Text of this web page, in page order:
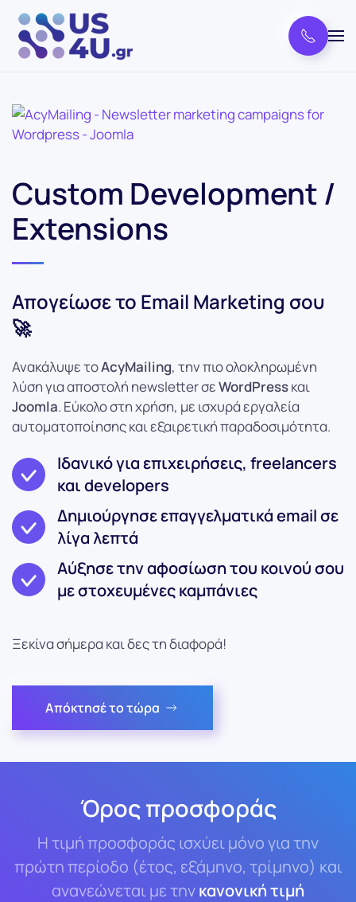
Custom Development /
Extensions
Απογείωσε το Email Marketing σου
🚀
Ανακάλυψε τοAcyMailing, την πιο ολοκληρωμένη
λύση για αποστολή newsletter σεWordPressκαι
Joomla. Εύκολο στη χρήση, με ισχυρά εργαλεία
αυτοματοποίησης και εξαιρετική παραδοσιμότητα.
Ιδανικό για επιχειρήσεις, freelancers
και developers
Δημιούργησε επαγγελματικά email σε
λίγα λεπτά
Αύξησε την αφοσίωση του κοινού σου
με στοχευμένες καμπάνιες
Ξεκίνα σήμερα και δες τη διαφορά!
Απόκτησέ το τώρα
Όρος προσφοράς
Η τιμή προσφοράς ισχύει μόνο για την
πρώτη περίοδο (έτος, εξάμηνο, τρίμηνο) και
ανανεώνεται με τηνκανονική τιμή